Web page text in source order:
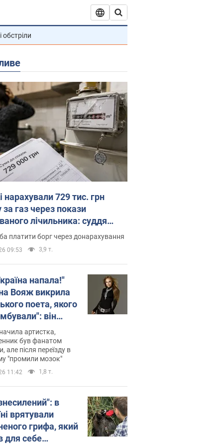
обстріли
нарахували 729 тис. грн
за газ через покази
лічильника: суддя
неочікуване рішення
платити борг через донарахування
09:53 3,9 т.
напала!"
Вояж викрила
поета, якого
він
російської не
тепер хоче
українців
артистка,
був фанатом
але після переїзду в
"промили мозок"
11:42 1,8 т.
в
врятували
грифа, який
для себе